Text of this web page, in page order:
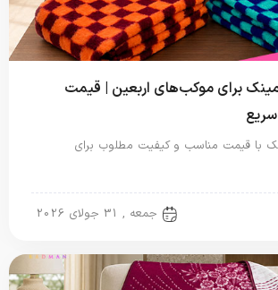
برای موکب‌های اربعین | قیمت
با قیمت مناسب و کیفیت مطلوب برای
جمعه , 31 جولای 2026